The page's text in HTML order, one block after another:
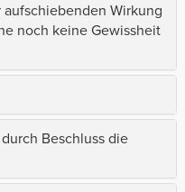
Wirkung
noch keine Gewissheit
Beschluss die